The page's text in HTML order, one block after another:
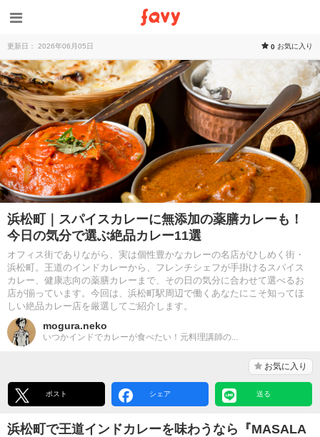
更新日： 2026年06月05日 0 お気に入り
浜松町｜スパイスカレーに無添加の薬膳カレーも！
今日の気分で選ぶ絶品カレー11選
オフィス街でありながら、実は個性豊かなカレーの名店がひしめく街・
浜松町。王道のインドカレーから、フレンチシェフが手掛けるスパイス
カレー、健康志向の薬膳カレーまで、その日の気分に合わせて選べるお
店が揃っています。今回は、浜松町駅周辺で働くあなたにこそ知ってほ
しい絶品カレー店を厳選してご紹介します。
mogura.neko
いつかインドでカレーが食べたい！元料理講師の...
お気に入り
ポスト シェア 送る
浜松町で王道インドカレーを味わうなら『MASALA